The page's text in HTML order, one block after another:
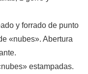
y forrado de punto
«nubes». Abertura
estampadas.